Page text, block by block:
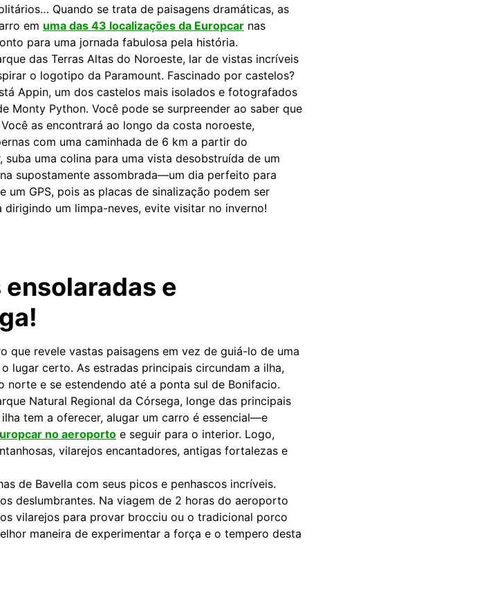
Quando se trata de paisagens dramáticas, as
em uma das 43 localizações da Europcar nas
para uma jornada fabulosa pela história.
das Terras Altas do Noroeste, lar de vistas incríveis
o logotipo da Paramount. Fascinado por castelos?
Appin, um dos castelos mais isolados e fotografados
Monty Python. Você pode se surpreender ao saber que
as encontrará ao longo da costa noroeste,
com uma caminhada de 6 km a partir do
uma colina para uma vista desobstruída de um
supostamente assombrada—um dia perfeito para
um GPS, pois as placas de sinalização podem ser
dirigindo um limpa-neves, evite visitar no inverno!
e
que revele vastas paisagens em vez de guiá-lo de uma
lugar certo. As estradas principais circundam a ilha,
e se estendendo até a ponta sul de Bonifacio.
Natural Regional da Córsega, longe das principais
tem a oferecer, alugar um carro é essencial—e
no aeroporto e seguir para o interior. Logo,
vilarejos encantadores, antigas fortalezas e
de Bavella com seus picos e penhascos incríveis.
deslumbrantes. Na viagem de 2 horas do aeroporto
vilarejos para provar brocciu ou o tradicional porco
maneira de experimentar a força e o tempero desta